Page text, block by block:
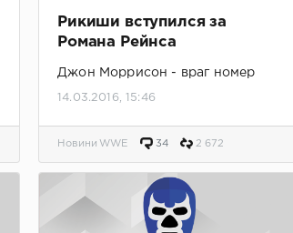
Рикиши вступился за
Романа Рейнса
Джон Моррисон - враг номер
один самоанского народа
14.03.2016, 15:46
Новини WWE 34 2 672